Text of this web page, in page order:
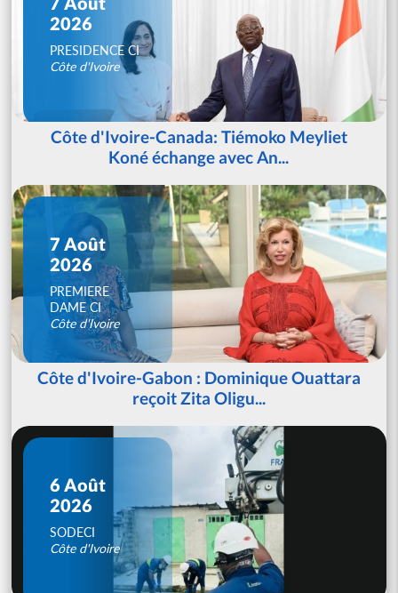
2026
PRESIDENCE CI
Côte d'Ivoire
Côte d'Ivoire-Canada: Tiémoko Meyliet
Koné échange avec An...
7 Août
2026
PREMIERE
DAME CI
Côte d'Ivoire
Côte d'Ivoire-Gabon : Dominique Ouattara
reçoit Zita Oligu...
6 Août
2026
SODECI
Côte d'Ivoire